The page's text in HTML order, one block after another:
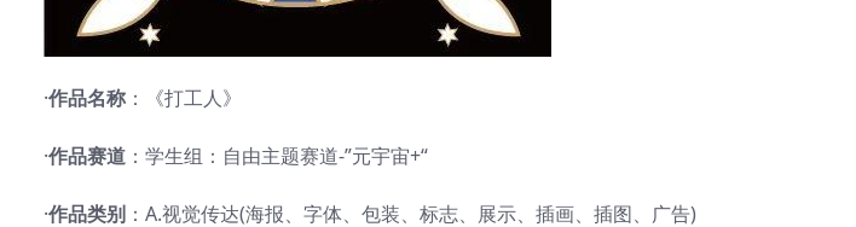
·作品名称 ：《打工人》
·作品赛道 ：学生组：自由主题赛道-”元宇宙+“
·作品类别 ：A.视觉传达(海报、字体、包装、标志、展示、插画、插图、广告)